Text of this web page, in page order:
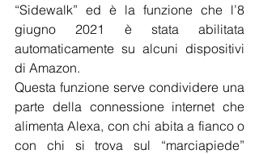
“Sidewalk” ed è la funzione che l’8
giugno 2021 è stata abilitata
automaticamente su alcuni dispositivi
di Amazon.
Questa funzione serve condividere una
parte della connessione internet che
alimenta Alexa, con chi abita a fianco o
con chi si trova sul “marciapiede”